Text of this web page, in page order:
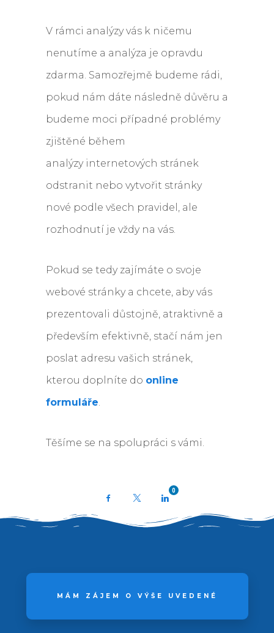
V rámci analýzy vás k ničemu
nenutíme a analýza je opravdu
zdarma. Samozřejmě budeme rádi,
pokud nám dáte následně důvěru a
budeme moci případné problémy
zjištěné během
analýzy internetových stránek
odstranit nebo vytvořit stránky
nové podle všech pravidel, ale
rozhodnutí je vždy na vás.
Pokud se tedy zajímáte o svoje
webové stránky a chcete, aby vás
prezentovali důstojně, atraktivně a
především efektivně, stačí nám jen
poslat adresu vašich stránek,
kterou doplníte do online
formuláře
Těšíme se na spolupráci s vámi.
Facebook
0
MÁM ZÁJEM O VÝŠE UVEDENÉ